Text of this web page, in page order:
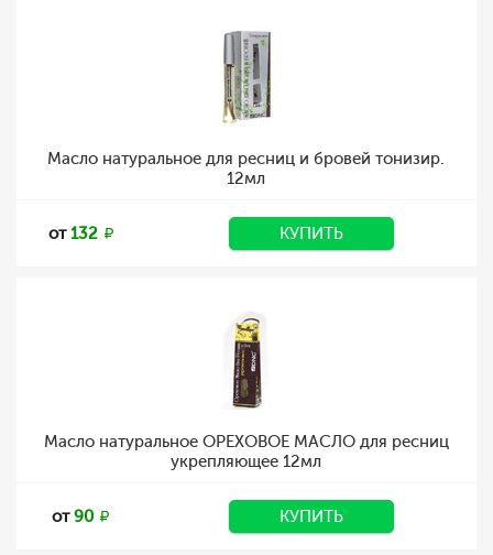
Масло натуральное для ресниц и бровей тонизир.
12мл
от132 КУПИТЬ
Масло натуральное ОРЕХОВОЕ МАСЛО для ресниц
укрепляющее 12мл
от90 КУПИТЬ